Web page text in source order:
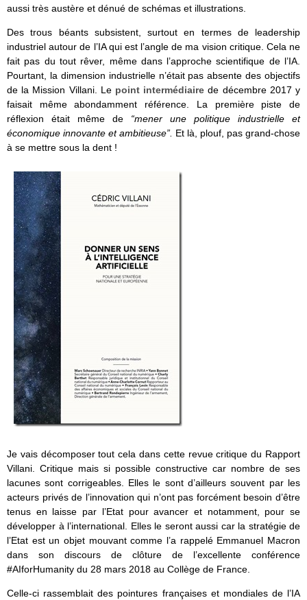
aussi très austère et dénué de schémas et illustrations.
Des trous béants subsistent, surtout en termes de leadership
industriel autour de l’IA qui est l’angle de ma vision critique. Cela ne
fait pas du tout rêver, même dans l’approche scientifique de l’IA.
Pourtant, la dimension industrielle n’était pas absente des objectifs
de la Mission Villani. Le point intermédiaire de décembre 2017 y
faisait même abondamment référence. La première piste de
réflexion était même de “mener une politique industrielle et
économique innovante et ambitieuse”. Et là, plouf, pas grand-chose
à se mettre sous la dent !
Je vais décomposer tout cela dans cette revue critique du Rapport
Villani. Critique mais si possible constructive car nombre de ses
lacunes sont corrigeables. Elles le sont d’ailleurs souvent par les
acteurs privés de l’innovation qui n’ont pas forcément besoin d’être
tenus en laisse par l’Etat pour avancer et notamment, pour se
développer à l’international. Elles le seront aussi car la stratégie de
l’Etat est un objet mouvant comme l’a rappelé Emmanuel Macron
dans son discours de clôture de l’excellente conférence
#AIforHumanity du 28 mars 2018 au Collège de France.
Celle-ci rassemblait des pointures françaises et mondiales de l’IA